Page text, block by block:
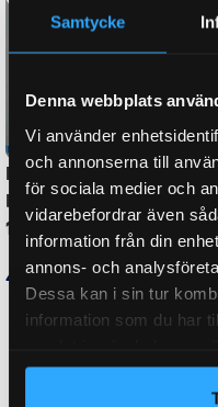
Samtycke
Denna webbplats
Vi använder
och annonserna till
för sociala medier och
vidarebefordrar även
information från din
annons- och
Dessa kan i sin tur
information som du har
CC-UTDRAGEN
FABRIKAT / PASSAR TILL